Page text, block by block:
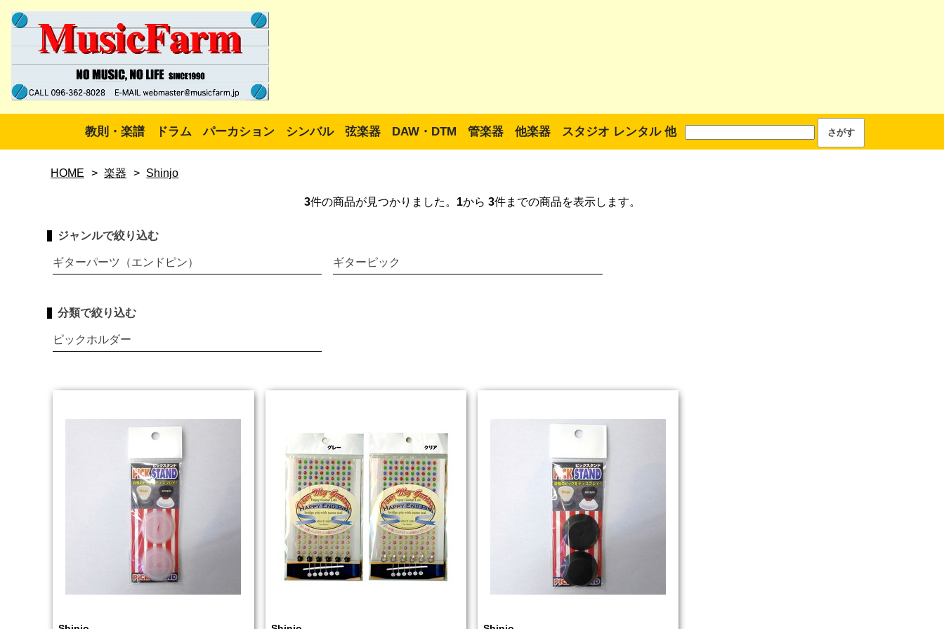
教則・楽譜 ドラム パーカション シンバル 弦楽器 DAW・DTM 管楽器 他楽器 スタジオ レンタル 他
HOME > 楽器 > Shinjo
3件の商品が見つかりました。 1から 3件までの商品を表示します。
ジャンルで絞り込む
ギターパーツ（エンドピン） ギターピック
分類で絞り込む
ピックホルダー